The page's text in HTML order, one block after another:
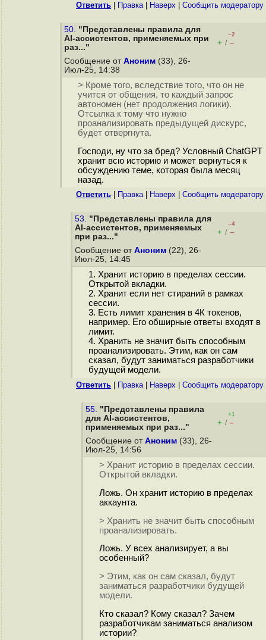
Ответить Правка| Наверх Cообщить модератору
50. "Представлены правила для
AI-ассистентов, применяемых при
раз..."
–2
+ / –
Сообщение от Аноним (33), 26-
Июл-25, 14:38
> Кроме того, вследствие того, что он не
учится от общения, то каждый запрос
автономен (нет продолжения логики).
Отсылка к тому что нужно
проанализировать предыдущей дискурс,
будет отвергнута.
Господи, ну что за бред? Условный ChatGPT
хранит всю историю и может вернуться к
обсуждению теме, которая была месяц
назад.
Ответить Правка| Наверх Cообщить модератору
53. "Представлены правила для
AI-ассистентов, применяемых
при раз..."
–4
+ / –
Сообщение от Аноним (22), 26-
Июл-25, 14:45
1. Хранит историю в пределах сессии.
Открытой вкладки.
2. Хранит если нет стираний в рамках
сессии.
3. Есть лимит хранения в 4К токенов,
например. Его обширные ответы входят в
лимит.
4. Хранить не значит быть способным
проанализировать. Этим, как он сам
сказал, будут заниматься разработчики
будущей модели.
Ответить Правка| Наверх Cообщить модератору
55. "Представлены правила
для AI-ассистентов,
применяемых при раз..."
+1
+ / –
Сообщение от Аноним (33), 26-
Июл-25, 14:56
> Хранит историю в пределах сессии.
Открытой вкладки.
Ложь. Он хранит историю в пределах
аккаунта.
> Хранить не значит быть способным
проанализировать.
Ложь. У всех анализирует, а вы
особенный?
> Этим, как он сам сказал, будут
заниматься разработчики будущей
модели.
Кто сказал? Кому сказал? Зачем
разработчикам заниматься анализом
истории?